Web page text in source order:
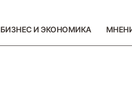
БИЗНЕС И ЭКОНОМИКА